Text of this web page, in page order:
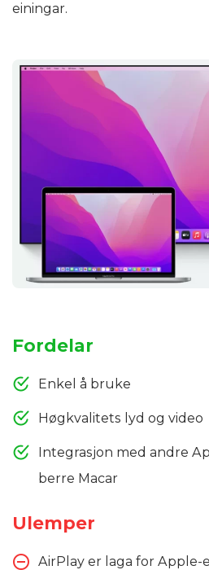
einingar.
Fordelar
Enkel å bruke
Høgkvalitets lyd og video
Integrasjon med andre
berre Macar
Ulemper
AirPlay er laga for Apple-